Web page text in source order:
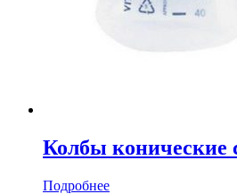
Колбы конические
Подробнее